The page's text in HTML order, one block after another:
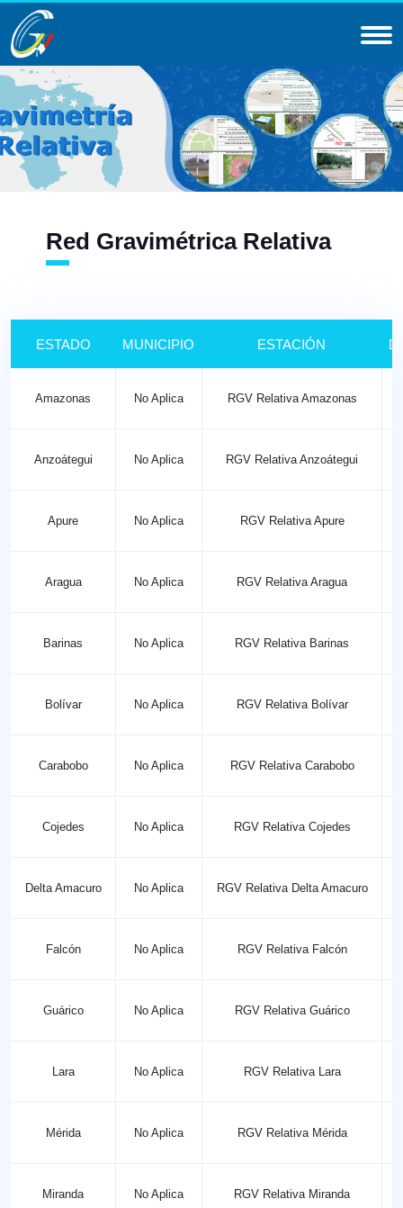
Red Gravimétrica Relativa
ESTADO MUNICIPIO ESTACIÓN
Amazonas No Aplica RGV Relativa Amazonas
Anzoátegui No Aplica RGV Relativa Anzoátegui
Apure No Aplica RGV Relativa Apure
Aragua No Aplica RGV Relativa Aragua
Barinas No Aplica RGV Relativa Barinas
Bolívar No Aplica RGV Relativa Bolívar
Carabobo No Aplica RGV Relativa Carabobo
Cojedes No Aplica RGV Relativa Cojedes
Delta Amacuro No Aplica RGV Relativa Delta Amacuro
Falcón No Aplica RGV Relativa Falcón
Guárico No Aplica RGV Relativa Guárico
Lara No Aplica RGV Relativa Lara
Mérida No Aplica RGV Relativa Mérida
Miranda No Aplica RGV Relativa Miranda